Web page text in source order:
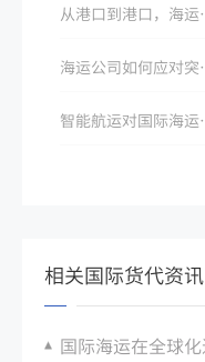
从港
海运
智能航
相关国际货代资讯
国际海运在全球